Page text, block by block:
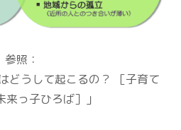
参照：
どうして起こるの？ ［子育て
来っ子ひろば］」